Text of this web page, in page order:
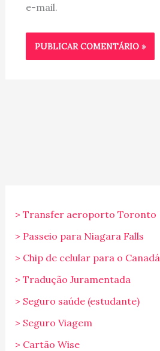
e-mail.
> Transfer aeroporto Toronto
> Passeio para Niagara Falls
> Chip de celular para o Canadá
> Tradução Juramentada
> Seguro saúde (estudante)
> Seguro Viagem
> Cartão Wise